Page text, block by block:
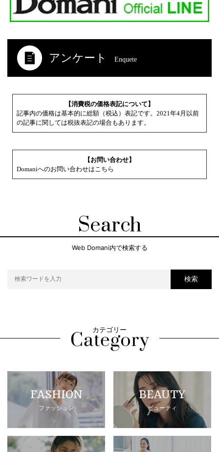
アンケート Enquete
【消費税の価格表記について】
記事内の価格は基本的に総額（税込）表記です。2021年4月以前
の記事に関しては税抜表記の場合もあります。
【お問い合わせ】
Domaniへのお問い合わせはこちら
Search
Web Domani内で検索する
検索
カテゴリー
FASHION
ファッション
BEAUTY
ビューティ